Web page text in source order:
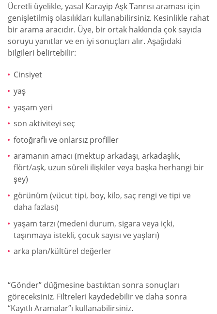
Ücretli üyelikle, yasal Karayip Aşk Tanrısı araması için
genişletilmiş olasılıkları kullanabilirsiniz. Kesinlikle rahat
bir arama aracıdır. Üye, bir ortak hakkında çok sayıda
soruyu yanıtlar ve en iyi sonuçları alır. Aşağıdaki
bilgileri belirtebilir:
Cinsiyet
yaş
yaşam yeri
son aktiviteyi seç
fotoğraflı ve onlarsız profiller
aramanın amacı (mektup arkadaşı, arkadaşlık,
flört/aşk, uzun süreli ilişkiler veya başka herhangi bir
şey)
görünüm (vücut tipi, boy, kilo, saç rengi ve tipi ve
daha fazlası)
yaşam tarzı (medeni durum, sigara veya içki,
taşınmaya istekli, çocuk sayısı ve yaşları)
arka plan/kültürel değerler
“Gönder” düğmesine bastıktan sonra sonuçları
göreceksiniz. Filtreleri kaydedebilir ve daha sonra
“Kayıtlı Aramalar”ı kullanabilirsiniz.